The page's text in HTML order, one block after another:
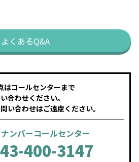
よくあるQ&A
はコールセンターまで
合わせください。
い合わせはご遠慮ください。
ンバーコールセンター
400-3147